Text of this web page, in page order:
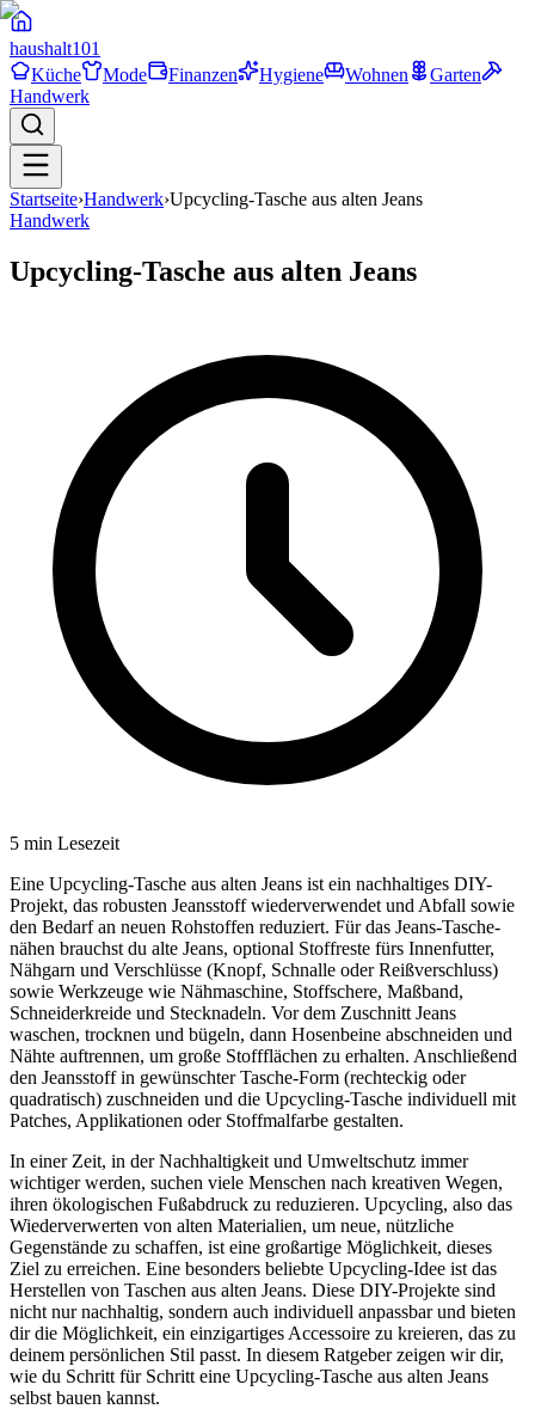
haushalt101
Küche
Mode Finanzen Hygiene Wohnen
Garten
Handwerk
Startseite›Handwerk›Upcycling-Tasche aus alten Jeans
Handwerk
Upcycling-Tasche aus alten Jeans
5 min Lesezeit
Eine Upcycling-Tasche aus alten Jeans ist ein nachhaltiges DIY-
Projekt, das robusten Jeansstoff wiederverwendet und Abfall sowie
den Bedarf an neuen Rohstoffen reduziert. Für das Jeans-Tasche-
nähen brauchst du alte Jeans, optional Stoffreste fürs Innenfutter,
Nähgarn und Verschlüsse (Knopf, Schnalle oder Reißverschluss)
sowie Werkzeuge wie Nähmaschine, Stoffschere, Maßband,
Schneiderkreide und Stecknadeln. Vor dem Zuschnitt Jeans
waschen, trocknen und bügeln, dann Hosenbeine abschneiden und
Nähte auftrennen, um große Stoffflächen zu erhalten. Anschließend
den Jeansstoff in gewünschter Tasche-Form (rechteckig oder
quadratisch) zuschneiden und die Upcycling-Tasche individuell mit
Patches, Applikationen oder Stoffmalfarbe gestalten.
In einer Zeit, in der Nachhaltigkeit und Umweltschutz immer
wichtiger werden, suchen viele Menschen nach kreativen Wegen,
ihren ökologischen Fußabdruck zu reduzieren. Upcycling, also das
Wiederverwerten von alten Materialien, um neue, nützliche
Gegenstände zu schaffen, ist eine großartige Möglichkeit, dieses
Ziel zu erreichen. Eine besonders beliebte Upcycling-Idee ist das
Herstellen von Taschen aus alten Jeans. Diese DIY-Projekte sind
nicht nur nachhaltig, sondern auch individuell anpassbar und bieten
dir die Möglichkeit, ein einzigartiges Accessoire zu kreieren, das zu
deinem persönlichen Stil passt. In diesem Ratgeber zeigen wir dir,
wie du Schritt für Schritt eine Upcycling-Tasche aus alten Jeans
selbst bauen kannst.